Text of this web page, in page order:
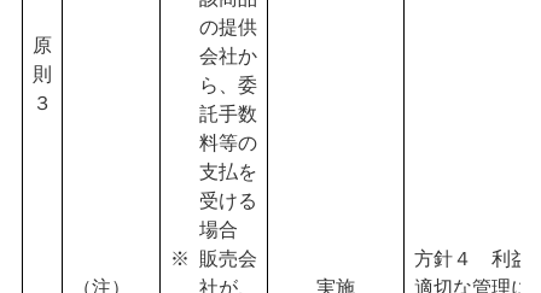
原
則
３
（注）
の提供
会社か
ら、委
託手数
料等の
支払を
受ける
場合
販売会
社が、
実施
方針４ 利益
適切な管理に